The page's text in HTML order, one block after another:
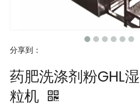
分享到：
药肥洗涤剂粉GHL
粒机